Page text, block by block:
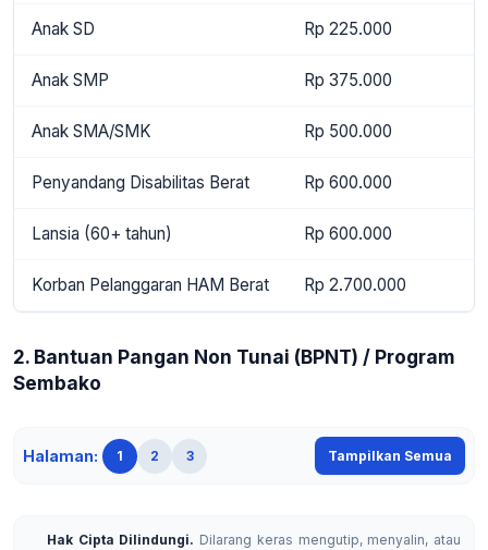
Anak SD Rp 225.000
Anak SMP Rp 375.000
Anak SMA/SMK Rp 500.000
Penyandang Disabilitas Berat Rp 600.000
Lansia (60+ tahun) Rp 600.000
Korban Pelanggaran HAM Berat Rp 2.700.000
2. Bantuan Pangan Non Tunai (BPNT) / Program
Sembako
Halaman: 1 2 3 Tampilkan Semua
Hak Cipta Dilindungi. Dilarang keras mengutip, menyalin, atau